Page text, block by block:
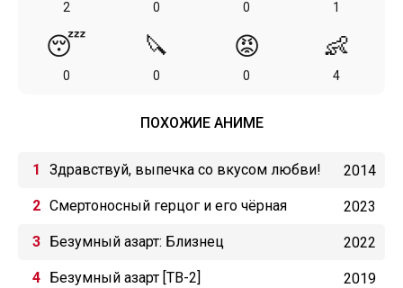
2 0 0 1
😴
0
🔪
0
😡
0
👶
4
ПОХОЖИЕ АНИМЕ
Здравствуй, выпечка со вкусом любви! 2014
Смертоносный герцог и его чёрная
горничная 2
2023
Безумный азарт: Близнец 2022
Безумный азарт [ТВ-2] 2019